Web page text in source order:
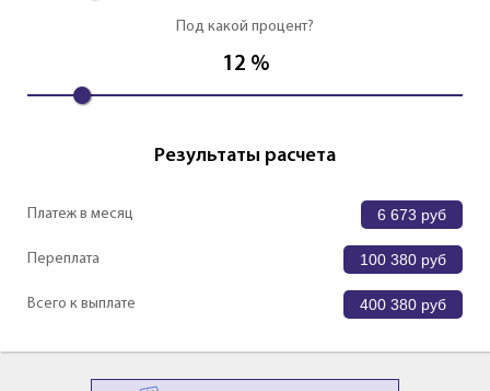
Под какой процент?
12 %
Результаты расчета
Платеж в месяц 6 673 руб
Переплата 100 380 руб
Всего к выплате 400 380 руб